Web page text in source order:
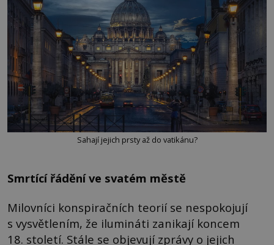
Sahají jejich prsty až do vatikánu?
Smrtící řádění ve svatém městě
Milovníci konspiračních teorií se nespokojují
s vysvětlením, že ilumináti zanikají koncem
18. století. Stále se objevují zprávy o jejich